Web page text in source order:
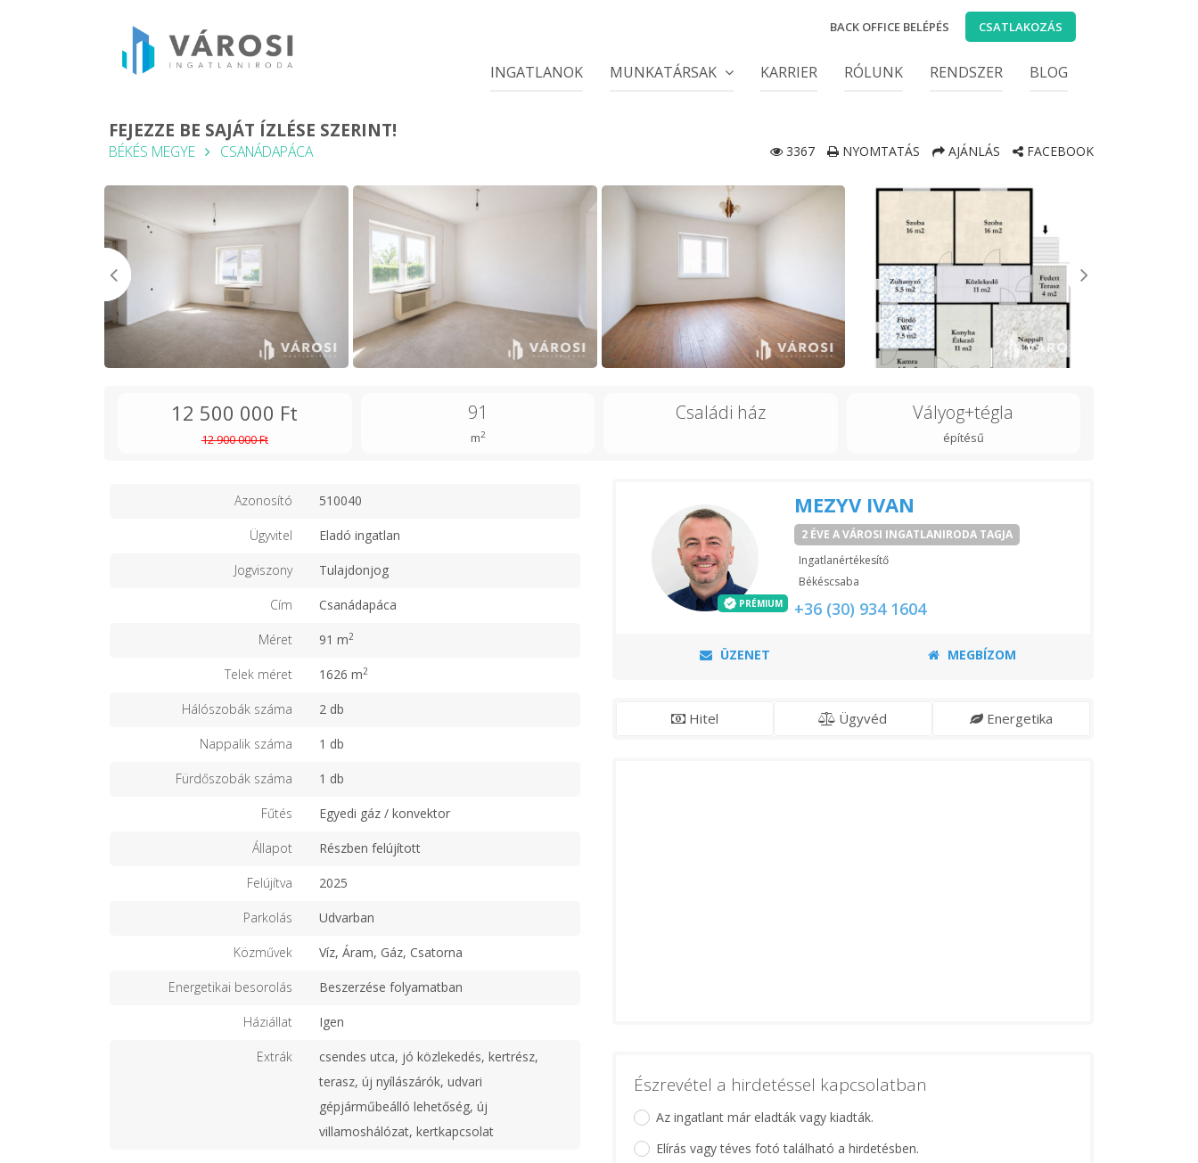
BACK OFFICE BELÉPÉS CSATLAKOZÁS
INGATLANOK MUNKATÁRSAK KARRIER RÓLUNK RENDSZER BLOG
FEJEZZE BE SAJÁT ÍZLÉSE SZERINT!
BÉKÉS MEGYE CSANÁDAPÁCA 3367 NYOMTATÁS AJÁNLÁS FACEBOOK
12 500 000 Ft
12 900 000 Ft
91
m2
Családi ház Vályog+tégla
építésű
Azonosító 510040
Ügyvitel Eladó ingatlan
Jogviszony Tulajdonjog
Cím Csanádapáca
Méret 91 m2
Telek méret 1626 m2
Hálószobák száma 2 db
Nappalik száma 1 db
Fürdőszobák száma 1 db
Fűtés Egyedi gáz / konvektor
Állapot Részben felújított
Felújítva 2025
Parkolás Udvarban
Közművek Víz, Áram, Gáz, Csatorna
Energetikai besorolás Beszerzése folyamatban
Háziállat Igen
Extrák
csendes utca, jó közlekedés, kertrész,
terasz, új nyílászárók, udvari
gépjárműbeálló lehetőség, új
villamoshálózat, kertkapcsolat
PRÉMIUM
MEZYV IVAN
2 ÉVE A VÁROSI INGATLANIRODA TAGJA
Ingatlanértékesítő
Békéscsaba
+36 (30) 934 1604
ÜZENET MEGBÍZOM
Hitel Ügyvéd Energetika
Észrevétel a hirdetéssel kapcsolatban
Az ingatlant már eladták vagy kiadták.
Elírás vagy téves fotó található a hirdetésben.